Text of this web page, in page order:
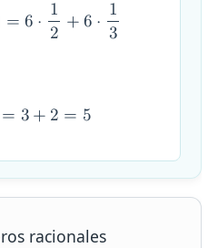
= 6 ⋅ 1
2 +6 ⋅ 1
3
= 3+ 2 = 5
racionales